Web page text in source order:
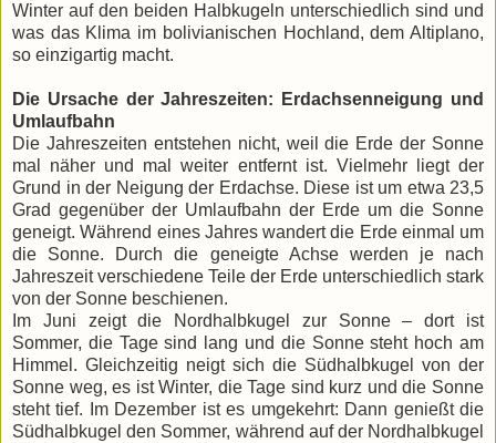
Winter auf den beiden Halbkugeln unterschiedlich sind und
was das Klima im bolivianischen Hochland, dem Altiplano,
so einzigartig macht.
Die Ursache der Jahreszeiten: Erdachsenneigung und
Umlaufbahn
Die Jahreszeiten entstehen nicht, weil die Erde der Sonne
mal näher und mal weiter entfernt ist. Vielmehr liegt der
Grund in der Neigung der Erdachse. Diese ist um etwa 23,5
Grad gegenüber der Umlaufbahn der Erde um die Sonne
geneigt. Während eines Jahres wandert die Erde einmal um
die Sonne. Durch die geneigte Achse werden je nach
Jahreszeit verschiedene Teile der Erde unterschiedlich stark
von der Sonne beschienen.
Im Juni zeigt die Nordhalbkugel zur Sonne – dort ist
Sommer, die Tage sind lang und die Sonne steht hoch am
Himmel. Gleichzeitig neigt sich die Südhalbkugel von der
Sonne weg, es ist Winter, die Tage sind kurz und die Sonne
steht tief. Im Dezember ist es umgekehrt: Dann genießt die
Südhalbkugel den Sommer, während auf der Nordhalbkugel